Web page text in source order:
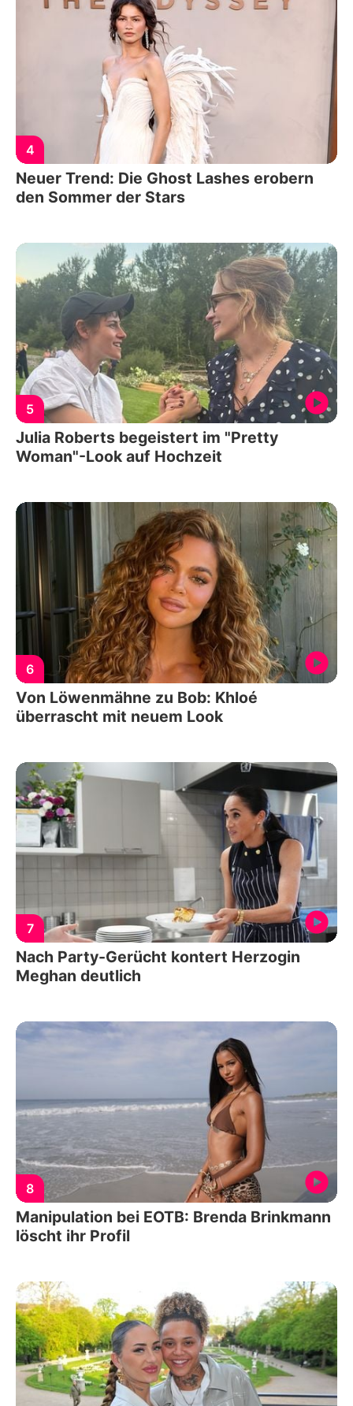
4
Neuer Trend: Die Ghost Lashes erobern
den Sommer der Stars
5
Julia Roberts begeistert im "Pretty
Woman"-Look auf Hochzeit
6
Von Löwenmähne zu Bob: Khloé
überrascht mit neuem Look
7
Nach Party-Gerücht kontert Herzogin
Meghan deutlich
8
Manipulation bei EOTB: Brenda Brinkmann
löscht ihr Profil